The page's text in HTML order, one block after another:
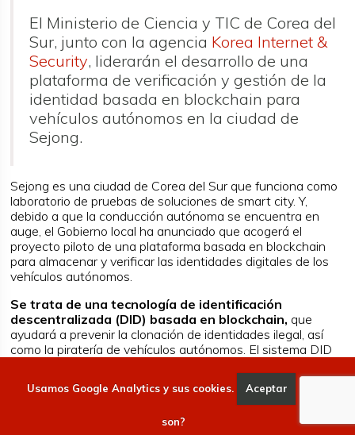
El Ministerio de Ciencia y TIC de Corea del
Sur, junto con la agencia Korea Internet &
Security, liderarán el desarrollo de una
plataforma de verificación y gestión de la
identidad basada en blockchain para
vehículos autónomos en la ciudad de
Sejong.
Sejong es una ciudad de Corea del Sur que funciona como
laboratorio de pruebas de soluciones de smart city. Y,
debido a que la conducción autónoma se encuentra en
auge, el Gobierno local ha anunciado que acogerá el
proyecto piloto de una plataforma basada en blockchain
para almacenar y verificar las identidades digitales de los
vehículos autónomos.
Se trata de una tecnología de identificación
descentralizada (DID) basada en blockchain, que
ayudará a prevenir la clonación de identidades ilegal, así
como la piratería de vehículos autónomos. El sistema DID
carretera, como semáforos, y otros automóviles que usan
comunicación V2X. En definitiva, una solución para mejorar
la seguridad de la información transmitida y recibida entre
Usamos Google Analytics y sus cookies. Aceptar
son?